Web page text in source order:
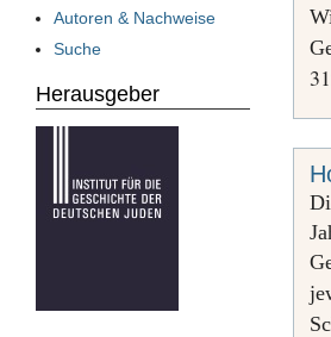
Autoren & Nachweise
Suche
Herausgeber